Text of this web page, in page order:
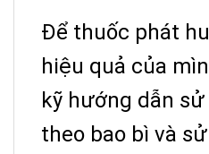
Để thuốc phát
hiệu quả của
kỹ hướng dẫn
theo bao bì và